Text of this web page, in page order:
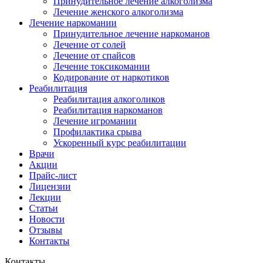
Лечение женского алкоголизма
Лечение наркомании
Принудительное лечение наркоманов
Лечение от солей
Лечение от спайсов
Лечение токсикомании
Кодирование от наркотиков
Реабилитация
Реабилитация алкоголиков
Реабилитация наркоманов
Лечение игромании
Профилактика срыва
Ускоренный курс реабилитации
Врачи
Акции
Прайс-лист
Лицензии
Лекции
Статьи
Новости
Отзывы
Контакты